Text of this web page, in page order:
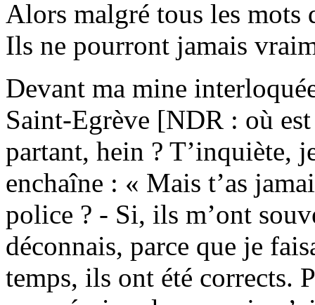
Alors malgré tous les mots
Ils ne pourront jamais
Devant ma mine
Saint-Egrève [NDR : où
partant, hein ? T’inquiète,
enchaîne : « Mais t’as
police ? - Si, ils m’ont
déconnais, parce que je
temps, ils ont été corrects.